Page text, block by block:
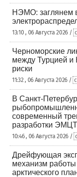
НЭМО: заглянем
13:10 , 06 Августа 2026 /
Черноморские
между Турцией и
риски
11:32 , 06 Августа 2026 /
В Санкт-
современный
разработки ЭМЦТ
10:46 , 06 Августа 2026 /
Дрейфующая
механизм работы
арктического